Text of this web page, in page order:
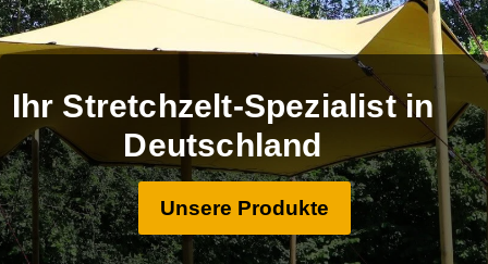
Ihr Stretchzelt-Spezialist in
Deutschland
Unsere Produkte